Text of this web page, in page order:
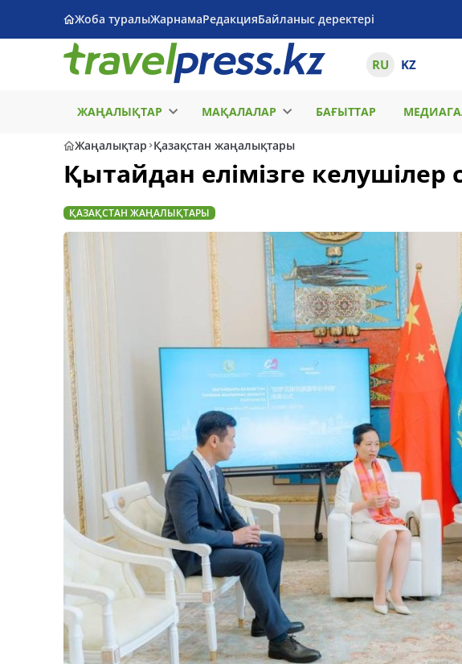
Жоба туралыЖарнамаРедакцияБайланыс деректері
RU KZ
ЖАҢАЛЫҚТАР МАҚАЛАЛАР БАҒЫТТАР
Жаңалықтар Қазақстан жаңалықтары
Қытайдан елімізге
ҚАЗАҚСТАН ЖАҢАЛЫҚТАРЫ